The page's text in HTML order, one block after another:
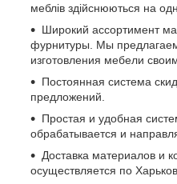
меблів здійснюються на
Широкий ассортимент
фурнитуры. Мы
изготовления мебели
Постоянная система
предложений.
Простая и удобная
обрабатывается и
Доставка материалов и
осуществляется по